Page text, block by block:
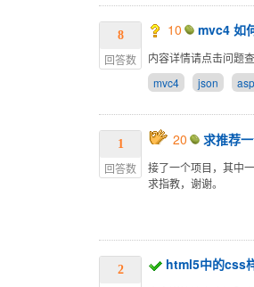
8
回答数
10 mvc4 如
内容详情请点击问题查
mvc4
json
1
回答数
20 求推荐
接了一个项目，其中
求指教，谢谢。
2 html5中的css